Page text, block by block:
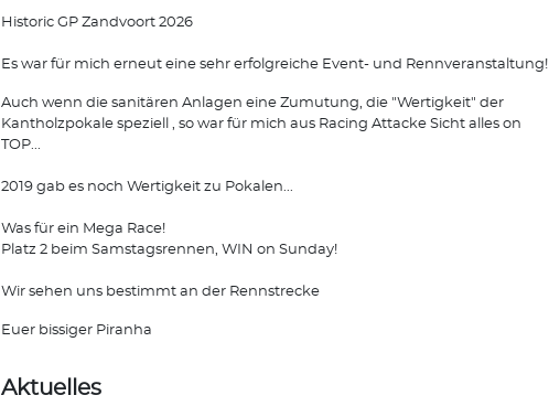
Historic GP Zandvoort 2026
Es war für mich erneut eine sehr erfolgreiche Event- und Rennveranstaltung!
Auch wenn die sanitären Anlagen eine Zumutung, die "Wertigkeit" der
Kantholzpokale speziell , so war für mich aus Racing Attacke Sicht alles on
TOP...
2019 gab es noch Wertigkeit zu Pokalen...
Was für ein Mega Race!
Platz 2 beim Samstagsrennen, WIN on Sunday!
Wir sehen uns bestimmt an der Rennstrecke
Euer bissiger Piranha
Aktuelles